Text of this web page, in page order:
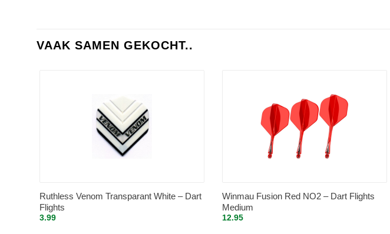
VAAK SAMEN GEKOCHT..
Ruthless Venom Transparant White – Dart
Flights
3.99
Winmau Fusion Red NO2 – Dart Flights
Medium
12.95